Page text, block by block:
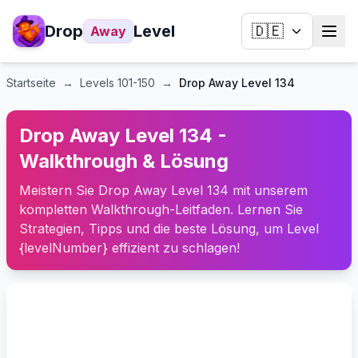
Drop Away Level 🇩🇪
Startseite → Levels 101-150 → Drop Away Level 134
Drop Away Level 134 -
Walkthrough & Lösung
Meistern Sie Drop Away Level 134 mit unserem
kompletten Walkthrough-Leitfaden. Lernen Sie
Strategien, Tipps und die beste Lösung, um Level
{levelNumber} effizient zu schlagen!